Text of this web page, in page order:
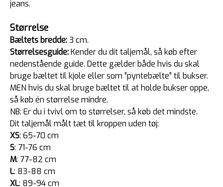
jeans.
Størrelse
Bæltets bredde:3 cm.
Størrelsesguide:Kender du dit taljemål, så køb efter
nedenstående guide. Dette gælder både hvis du skal
bruge bæltet til kjole eller som ”pyntebælte” til bukser.
MEN hvis du skal bruge bæltet til at holde bukser oppe,
så køb én størrelse mindre.
NB: Er du i tvivl om to størrelser, så køb det mindste.
Dit taljemål målt tæt til kroppen uden tøj:
XS: 65-70 cm
S: 71-76 cm
M: 77-82 cm
L: 83-88 cm
XL: 89-94 cm